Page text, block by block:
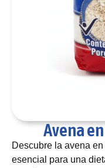
Avena
Descubre la avena
esencial para una